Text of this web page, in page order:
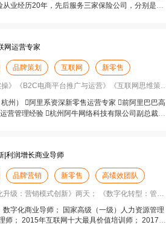
从业经历20年，先后服务三家保险公司，分别是中
网运营专家
品牌策划 互联网 新零售
》《B2C电商平台推广与运营》《互联网思维策略落
杭州） 阿里系资深新零售运营专家 前阿里巴巴高
营管理经验 杭州阿牛网络科技有限公司副总裁、
|利润增长商业导师
品牌营销 新零售 高绩效团队
级：营销模式创新》两天； 《数字化转型：管理模
字化商业导师； 国家高级（一级）人力资源管理
师； 2015年互联网十大最具价值培训师； 2017年